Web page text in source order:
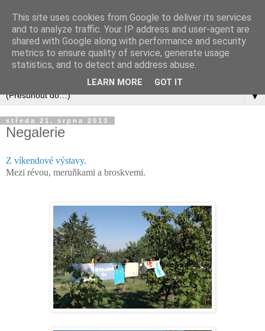
▼
středa 21. srpna 2013
Negalerie
Z víkendové výstavy.
Mezi révou, meruňkami a broskvemi.
This site uses cookies from Google to deliver its services
and to analyze traffic. Your IP address and user-agent are
shared with Google along with performance and security
metrics to ensure quality of service, generate usage
statistics, and to detect and address abuse.
LEARN MORE GOT IT